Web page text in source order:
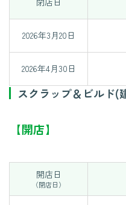
2026年3月20日
2026年4月30日
スクラップ＆ビルド(
【開店】
開店日
（閉店日）